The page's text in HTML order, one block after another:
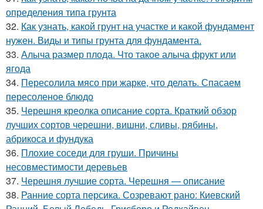
определения типа грунта
32. Как узнать, какой грунт на участке и какой фундамент
нужен. Виды и типы грунта для фундамента.
33. Алыча размер плода. Что такое алыча фрукт или
ягода
34. Пересолила мясо при жарке, что делать. Спасаем
пересоленое блюдо
35. Черешня креолка описание сорта. Краткий обзор
лучших сортов черешни, вишни, сливы, рябины,
абрикоса и фундука
36. Плохие соседи для груши. Причины
несовместимости деревьев
37. Черешня лучшие сорта. Черешня — описание
38. Ранние сорта персика. Созревают рано: Киевский